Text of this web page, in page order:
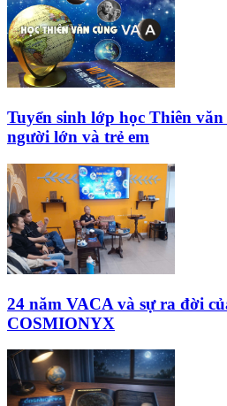
Tuyển sinh lớp học Thiên văn
người lớn và trẻ em
24 năm VACA và sự ra đời
COSMIONYX